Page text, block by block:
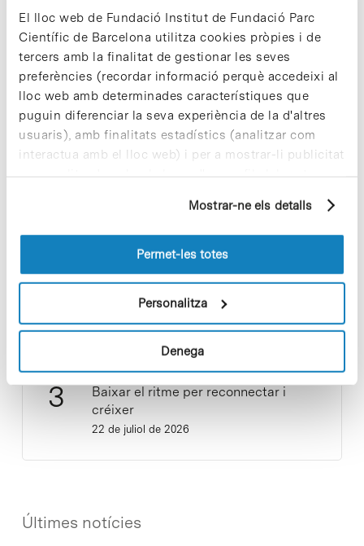
El lloc web de Fundació Institut de Fundació Parc
Científic de Barcelona utilitza cookies pròpies i de
tercers amb la finalitat de gestionar les seves
preferències (recordar informació perquè accedeixi al
lloc web amb determinades característiques que
puguin diferenciar la seva experiència de la d'altres
usuaris), amb finalitats estadístics (analitzar com
interactua amb el lloc web) i per a mostrar-li publicitat
personalitzada sobre la base d'un perfil elaborat a
pàgines visitades). Per a obtenir més informació sobre
les cookies pot consultar laPolítica de cookiesdel
Mostrar-ne els detalls
Permet-les totes
Personalitza
Denega
Notícies més vistes
Cuidar el territori és sostenibilitat
Vacances responsables en temps
d’emergència climàtica
Baixar el ritme per reconnectar i
créixer
22 de juliol de 2026
Últimes notícies